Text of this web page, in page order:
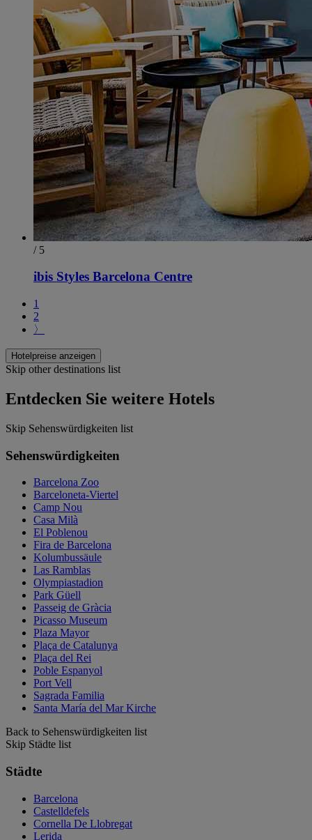
/ 5
ibis Styles Barcelona Centre
1
2
〉
Hotelpreise anzeigen
Skip other destinations list
Entdecken Sie weitere Hotels
Skip Sehenswürdigkeiten list
Sehenswürdigkeiten
Barcelona Zoo
Barceloneta-Viertel
Camp Nou
Casa Milà
El Poblenou
Fira de Barcelona
Kolumbussäule
Las Ramblas
Olympiastadion
Park Güell
Passeig de Gràcia
Picasso Museum
Plaza Mayor
Plaça de Catalunya
Plaça del Rei
Poble Espanyol
Port Vell
Sagrada Familia
Santa María del Mar Kirche
Back to Sehenswürdigkeiten list
Skip Städte list
Städte
Barcelona
Castelldefels
Cornella De Llobregat
Lerida